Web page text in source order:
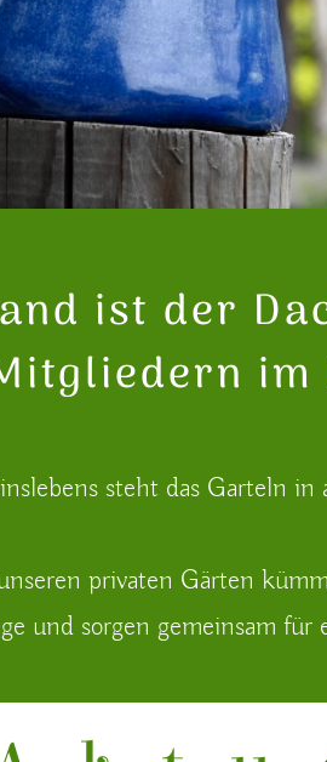
ist der
im
steht das Garteln
privaten Gärten
und sorgen gemeinsam